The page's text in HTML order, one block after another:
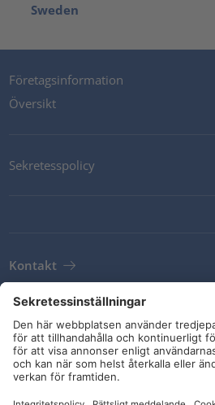
Sweden
Företagsinformation
Översikt
Sekretesspolicy
Kontakt
Leveransvillkor
Riktlinjer och åtaganden